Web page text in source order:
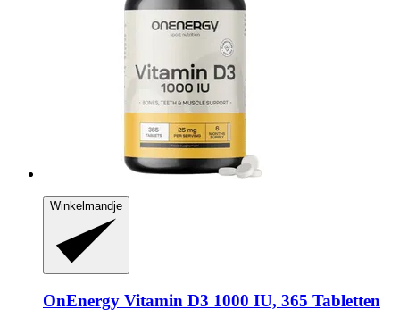
Winkelmandje
OnEnergy Vitamin D3 1000 IU, 365 Tabletten